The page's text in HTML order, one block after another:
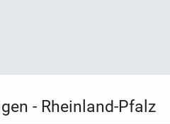
- Rheinland-Pfalz